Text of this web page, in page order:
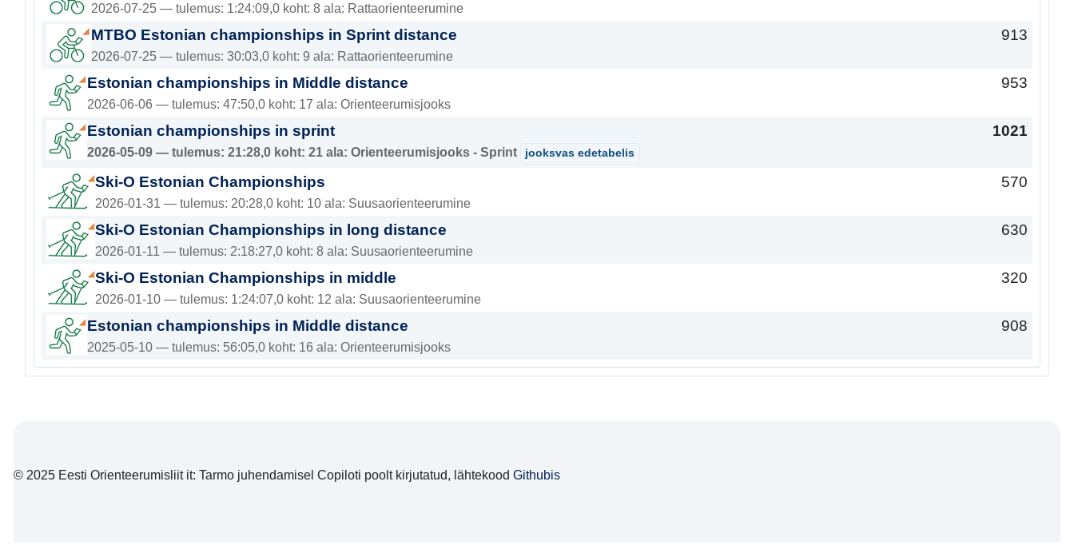
2026-07-25 — tulemus: 1:24:09,0 koht: 8 ala: Rattaorienteerumine
MTBO Estonian championships in Sprint distance
2026-07-25 — tulemus: 30:03,0 koht: 9 ala: Rattaorienteerumine
913
Estonian championships in Middle distance
2026-06-06 — tulemus: 47:50,0 koht: 17 ala: Orienteerumisjooks
953
Estonian championships in sprint
2026-05-09 — tulemus: 21:28,0 koht: 21 ala: Orienteerumisjooks - Sprint jooksvas edetabelis
1021
Ski-O Estonian Championships
2026-01-31 — tulemus: 20:28,0 koht: 10 ala: Suusaorienteerumine
570
Ski-O Estonian Championships in long distance
2026-01-11 — tulemus: 2:18:27,0 koht: 8 ala: Suusaorienteerumine
630
Ski-O Estonian Championships in middle
2026-01-10 — tulemus: 1:24:07,0 koht: 12 ala: Suusaorienteerumine
320
Estonian championships in Middle distance
2025-05-10 — tulemus: 56:05,0 koht: 16 ala: Orienteerumisjooks
908
© 2025 Eesti Orienteerumisliit it: Tarmo juhendamisel Copiloti poolt kirjutatud, lähtekood Githubis